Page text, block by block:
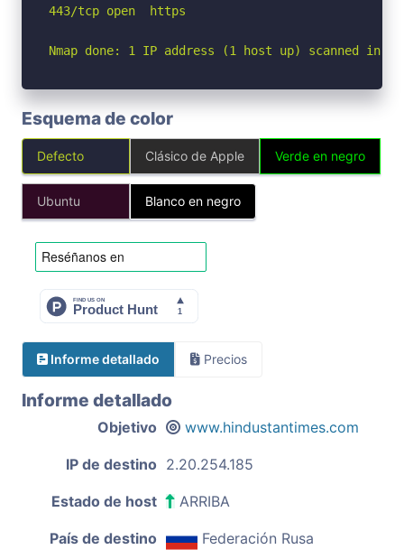
443/tcp open  https
Nmap done: 1 IP address (1 host up) scanned in
Esquema de color
Defecto Clásico de Apple Verde en negro
Ubuntu Blanco en negro
Informe detallado Precios
Informe detallado
Objetivo www.hindustantimes.com
IP de destino 2.20.254.185
Estado de host ARRIBA
País de destino Federación Rusa